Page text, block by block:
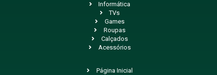
Informática
TVs
Games
Roupas
Calçados
Acessórios
Página Inicial